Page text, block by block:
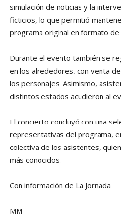
simulación de noticias y la
ficticios, lo que permitió
programa original en formato de
Durante el evento también se
en los alrededores, con venta
los personajes. Asimismo,
distintos estados acudieron al
El concierto concluyó con una
representativas del programa,
colectiva de los asistentes,
más conocidos.
Con información de La Jornada
MM